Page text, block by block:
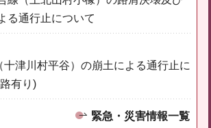
る通行止について
十津川村平谷）の崩土による通行止に
有り)
緊急・災害情報一覧